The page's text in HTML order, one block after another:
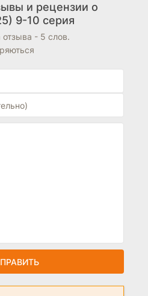
и рецензии о
9-10 серия
- 5 слов.